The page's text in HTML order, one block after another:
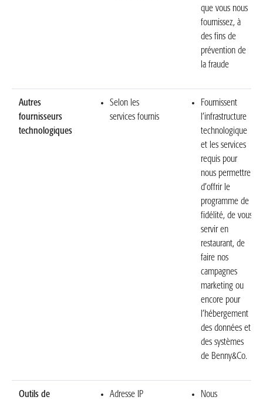
que vous nous
fournissez, à
des fins de
prévention de
la fraude
Autres
fournisseurs
technologiques
Selon les
services fournis
Fournissent
l’infrastructure
technologique
et les services
requis pour
nous permettre
d’offrir le
programme de
fidélité, de vous
servir en
restaurant, de
faire nos
campagnes
marketing ou
encore pour
l’hébergement
des données et
des systèmes
de Benny&Co.
Outils de
Adresse IP
Nous